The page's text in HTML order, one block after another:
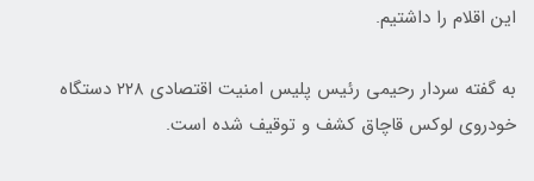
این اقلام را داشتیم.
به گفته سردار رحیمی رئیس پلیس امنیت اقتصادی ۲۲۸ دستگاه
خودروی لوکس قاچاق کشف و توقیف شده است.